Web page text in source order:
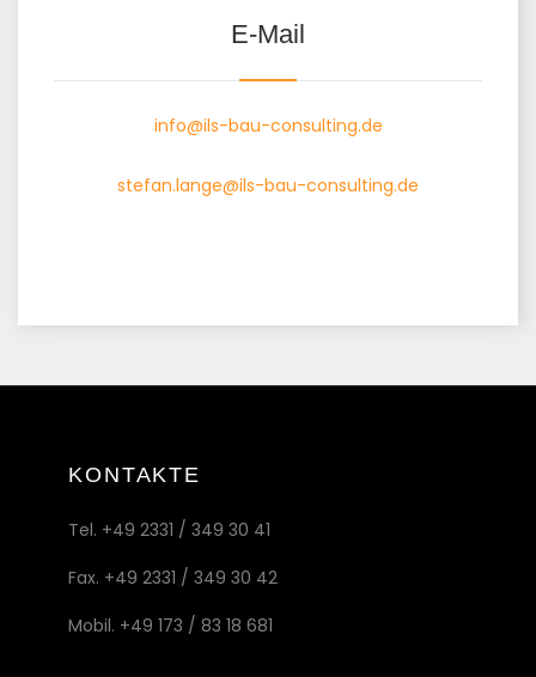
E-Mail
info@ils-bau-consulting.de
stefan.lange@ils-bau-consulting.de
KONTAKTE
Tel. +49 2331 / 349 30 41
Fax. +49 2331 / 349 30 42
Mobil. +49 173 / 83 18 681